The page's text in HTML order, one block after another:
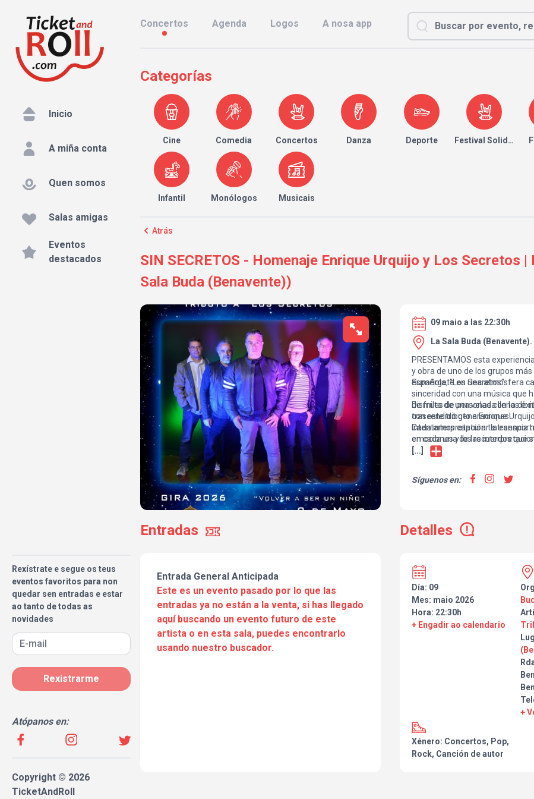
Inicio
A miña conta
Quen somos
Salas amigas
Eventos
destacados
Rexístrate e segue os teus
eventos favoritos para non
quedar sen entradas e estar
ao tanto de todas as
novidades
Rexistrarme
Atópanos en:
Copyright © 2026
TicketAndRoll
Concertos Agenda Logos A nosa app
Categorías
Cine Comedia Concertos Danza Deporte Festival Solidario
Infantil Monólogos Musicais
Atrás
SIN SECRETOS - Homenaje Enrique Urquijo y Los Secretos |
Sala Buda (Benavente))
09 maio a las 22:30h
La Sala Buda
PRESENTAMOS esta
y obra de uno de los grupos más
española, ''Los Secretos''.
Sumérgete en una atmosfera
sinceridad con una música que
de miles de personas con los
trascendido generaciones.
Disfruta de una velada llena de
con este tributo a Enrique
Cada interpretación te
emociones y los recuerdos que
evocar.
Intentamos capturar la esencia
en cada una de las
narraciones y videos, de breves
[...]
Síguenos en:
Entradas Detalles
Entrada General Anticipada
Este es un evento pasado por lo que las
entradas ya no están a la venta, si has llegado
aquí buscando un evento futuro de este
artista o en esta sala, puedes encontrarlo
usando nuestro buscador.
Día: 09
Mes: maio 2026
Hora: 22:30h
+ Engadir ao calendario
+
Xénero: Concertos, Pop,
Rock, Canción de autor